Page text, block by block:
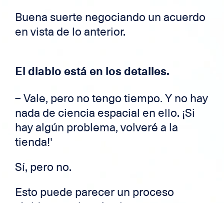
Buena suerte negociando un acuerdo
en vista de lo anterior.
El diablo está en los detalles.
– Vale, pero no tengo tiempo. Y no hay
nada de ciencia espacial en ello. ¡Si
hay algún problema, volveré a la
tienda!'
Sí, pero no.
Esto puede parecer un proceso